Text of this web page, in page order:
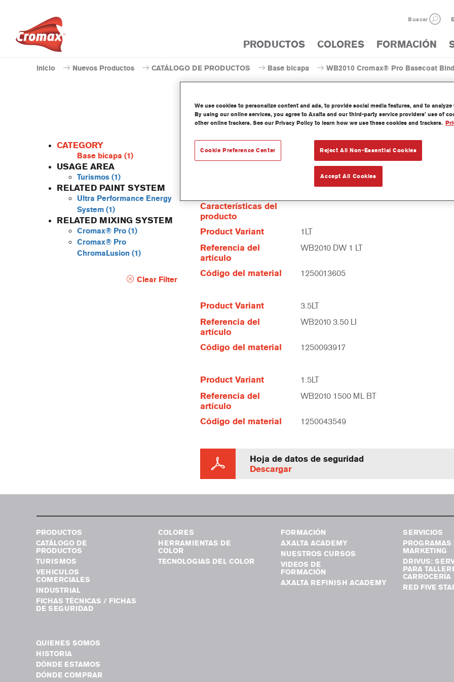
Buscar
PRODUCTOS COLORES FORMACIÓN
Inicio Nuevos Productos CATÁLOGO DE PRODUCTOS Base bicapa WB2010 Cromax® Pro Basecoat
CATEGORY
Base bicapa (1)
USAGE AREA
Turismos (1)
RELATED PAINT SYSTEM
Ultra Performance Energy
System (1)
RELATED MIXING SYSTEM
Cromax® Pro (1)
Cromax® Pro
ChromaLusion (1)
Clear Filter
WB2010 Cromax® Pro
La resina Cromax Pro Basecoat Binder I WB2010 se ha formulado para ser
Características del
producto
Product Variant
1LT
Referencia del
artículo
WB2010 DW 1 LT
Código del material 1250013605
Product Variant 3.5LT
Referencia del
artículo
WB2010 3.50 LI
Código del material 1250093917
Product Variant 1.5LT
Referencia del
artículo
WB2010 1500 ML BT
Código del material 1250043549
Hoja de datos de seguridad
Descargar
PRODUCTOS
CATÁLOGO DE
PRODUCTOS
TURISMOS
VEHICULOS
COMERCIALES
INDUSTRIAL
FICHAS TÉCNICAS / FICHAS
DE SEGURIDAD
COLORES
HERRAMIENTAS DE
COLOR
TECNOLOGIAS DEL COLOR
FORMACIÓN
AXALTA ACADEMY
NUESTROS CURSOS
VIDEOS DE
FORMACIÓN
AXALTA REFINISH ACADEMY
SERVICIOS
PROGRAMAS
MARKETING
DRIVUS:
PARA
CARROCERÍA
RED FIVE
QUIENES SOMOS
HISTORIA
DÓNDE ESTAMOS
DÓNDE COMPRAR
We use cookies to personalize content and ads, to provide social media features, and to
By using our online services, you agree to Axalta and our third-party service providers’ use of
other online trackers. See our Privacy Policy to learn how we use these cookies and trackers.
Reject All Non-Essential Cookies
Accept All Cookies
Cookie Preference Center